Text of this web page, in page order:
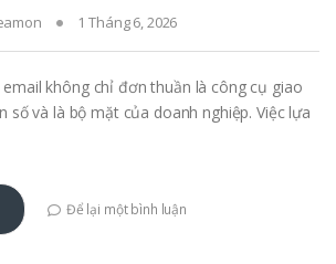
1 Tháng 6, 2026
không chỉ đơn thuần là công cụ giao
số và là bộ mặt của doanh nghiệp. Việc lựa
Để lại một bình luận